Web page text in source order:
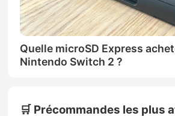
Quelle microSD Express
Nintendo Switch 2 ?
🛒 Précommandes les plus